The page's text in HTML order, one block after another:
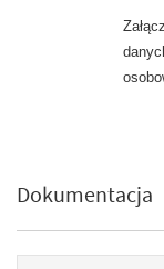
Dokumentacja